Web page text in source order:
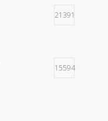
21391
15594